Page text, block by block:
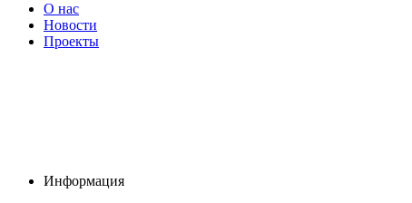
О нас
Новости
Проекты
Информация